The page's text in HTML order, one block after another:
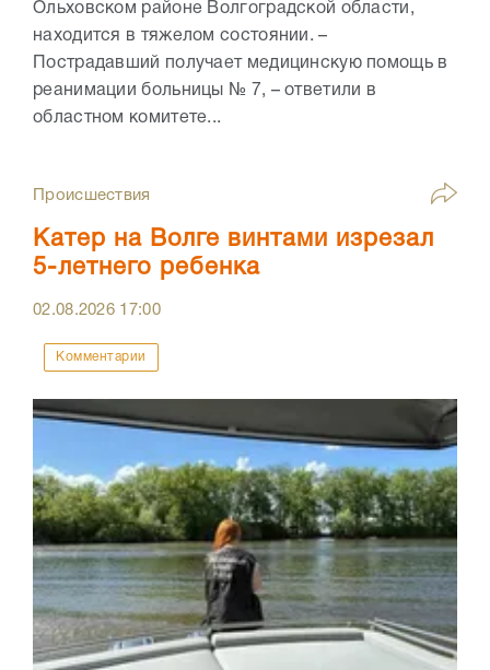
Ольховском районе Волгоградской области,
находится в тяжелом состоянии. –
Пострадавший получает медицинскую помощь в
реанимации больницы № 7, – ответили в
областном комитете...
Происшествия
Катер на Волге винтами изрезал
5-летнего ребенка
02.08.2026 17:00
Комментарии